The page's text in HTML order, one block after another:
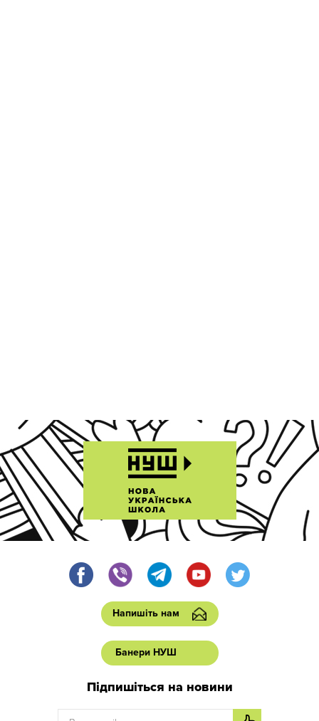
Напишіть нам
Банери НУШ
Підпишіться на новини